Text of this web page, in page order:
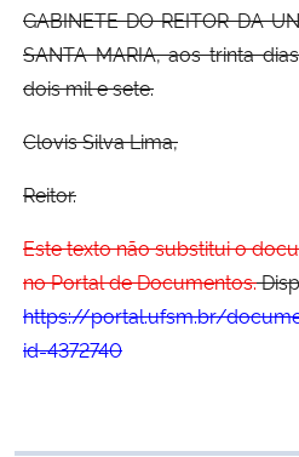
GABINETE DO REITOR DA
SANTA MARIA, aos trinta
dois mil e sete.
Clovis Silva Lima,
Reitor.
Este texto não substitui o
no Portal de Documentos.
https://portal.ufsm.br/
id=4372740